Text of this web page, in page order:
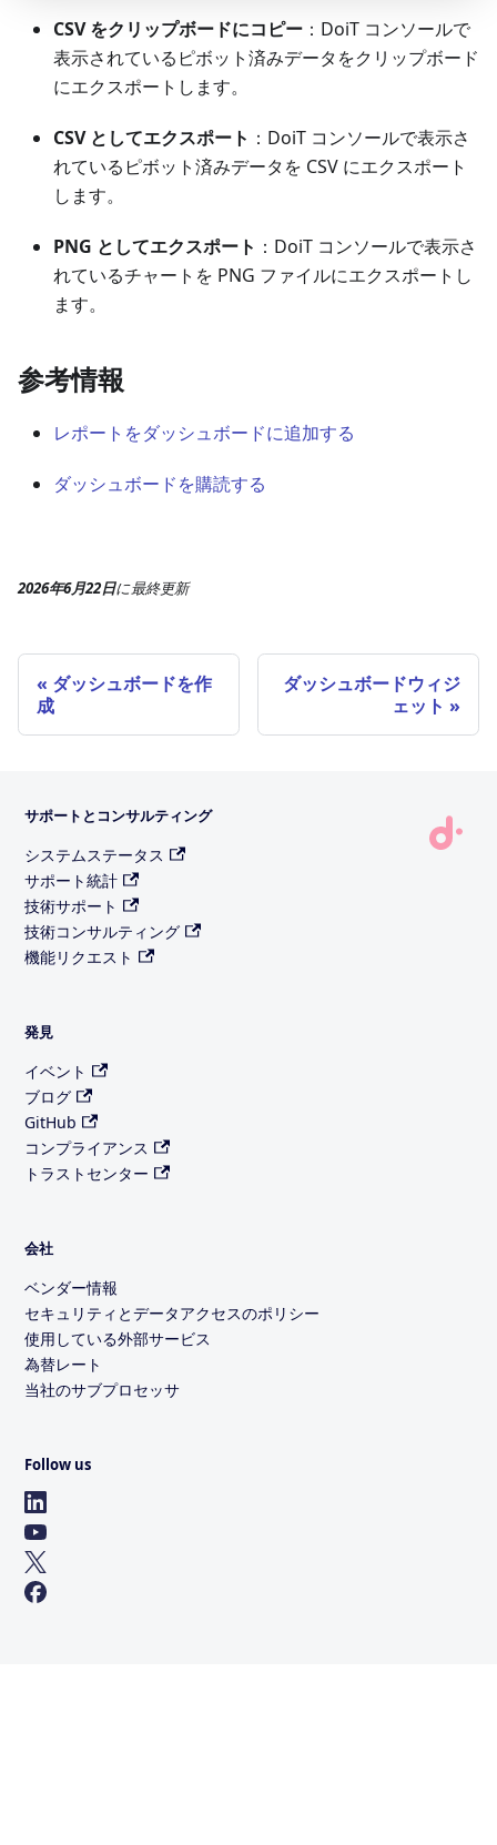
CSV をクリップボードにコピー ：DoiT コンソールで
表示されているピボット済みデータをクリップボード
にエクスポートします。
CSV としてエクスポート ：DoiT コンソールで表示さ
れているピボット済みデータを CSV にエクスポート
します。
PNG としてエクスポート ：DoiT コンソールで表示さ
れているチャートを PNG ファイルにエクスポートし
ます。
参考情報
レポートをダッシュボードに追加する
ダッシュボードを購読する
2026年6月22日に最終更新
ダッシュボードを作
成
ダッシュボードウィジ
ェット
サポートとコンサルティング
システムステータス
サポート統計
技術サポート
技術コンサルティング
機能リクエスト
発見
イベント
ブログ
GitHub
コンプライアンス
トラストセンター
会社
ベンダー情報
セキュリティとデータアクセスのポリシー
使用している外部サービス
為替レート
当社のサブプロセッサ
Follow us